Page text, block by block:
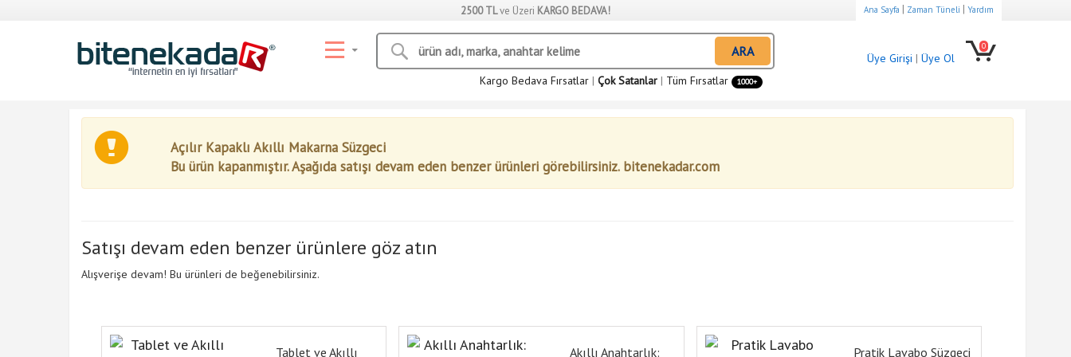
2500 TLve Üzeri KARGO BEDAVA! Ana Sayfa | Zaman Tüneli | Yardım
ARA
Kargo Bedava Fırsatlar | Çok Satanlar | Tüm Fırsatlar 1000+
Üye Girişi | Üye Ol
0
Açılır Kapaklı Akıllı Makarna Süzgeci
Bu ürün kapanmıştır. Aşağıda satışı devam eden benzer ürünleri görebilirsiniz. bitenekadar.com
Satışı devam eden benzer ürünlere göz atın
Alışverişe devam! Bu ürünleri de beğenebilirsiniz.
Tablet ve Akıllı Akıllı Anahtarlık: Pratik Lavabo Süzgeci